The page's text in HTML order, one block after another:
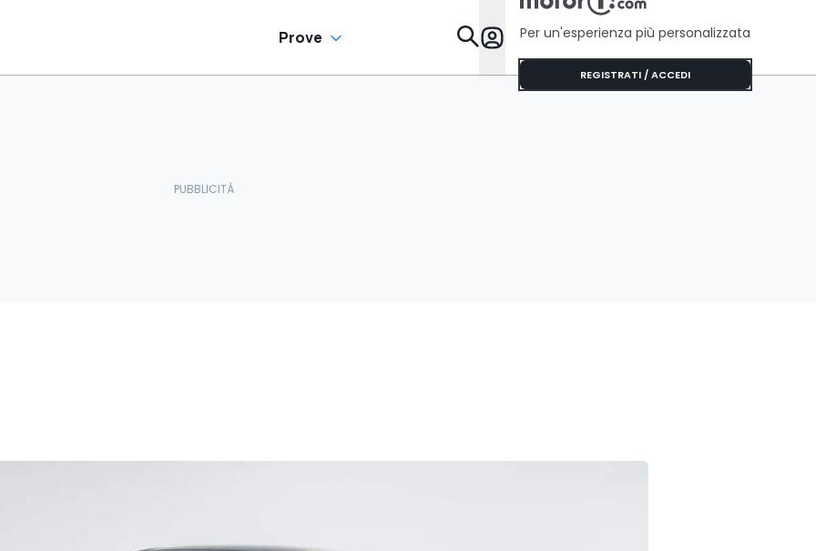
Prove Da Sapere
Per un'esperienza più personalizzata
REGISTRATI / ACCEDI